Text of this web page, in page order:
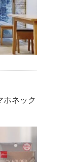
ホネック